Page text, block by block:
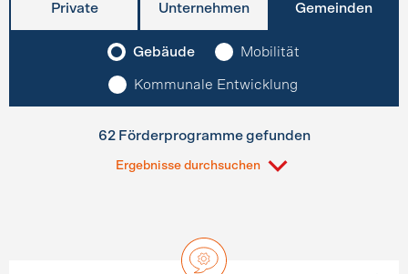
Private Unternehmen Gemeinden
Gebäude Mobilität
Kommunale Entwicklung
62 Förderprogramme gefunden
Ergebnisse durchsuchen